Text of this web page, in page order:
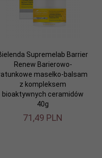
Supremelab Barrier
Renew Barierowo-
masełko-balsam
z kompleksem
bioaktywnych ceramidów
40g
71,49 PLN